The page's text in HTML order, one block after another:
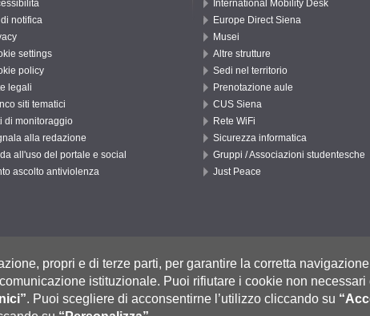
notifica
settings
policy
legali
siti tematici
di monitoraggio
alla redazione
all'uso del portale e social
ascolto antiviolenza
International Mobility Desk
Europe Direct Siena
Musei
Altre strutture
Sedi nel territorio
Prenotazione aule
CUS Siena
Rete WiFi
Sicurezza informatica
Gruppi / Associazioni studentesche
Just Peace
Pec: Posta Elettronica Certificata|Fatturazione Elettronica
235555 (dal lunedì al venerdì dalle 9.30 alle 10.30)
propri e di terze parti, per garantire la corretta
istituzionale. Puoi rifiutare i cookie non necessari
. Puoi scegliere di acconsentirne l’utilizzo cliccando su